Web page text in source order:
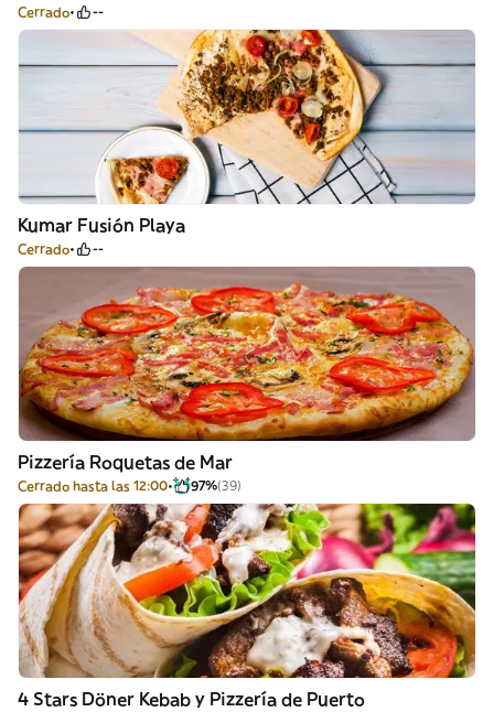
Cerrado --
Kumar Fusión Playa
Cerrado --
Pizzería Roquetas de Mar
Cerrado hasta las 12:00 97%(39)
4 Stars Döner Kebab y Pizzería de Puerto